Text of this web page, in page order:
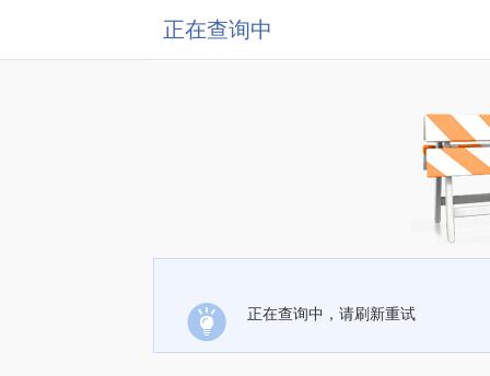
正在查询中
正在查询中，请刷新重试